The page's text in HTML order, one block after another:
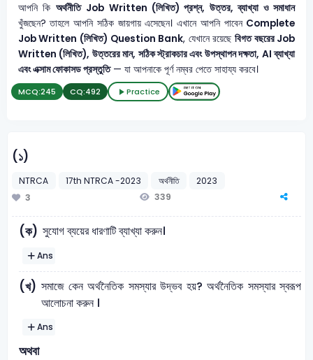
আপনি কি অর্থনীতি Job Written (লিখিত) প্রশ্ন, উত্তর, ব্যাখ্যা ও সমাধান
খুঁজছেন? তাহলে আপনি সঠিক জায়গায় এসেছেন। এখানে আপনি পাবেন Complete
Job Written (লিখিত) Question Bank, যেখানে রয়েছেবিগত বছরের Job
Written (লিখিত), উত্তরের মান, সঠিক স্ট্রাকচার এবং উপস্থাপন দক্ষতা, AI ব্যাখ্যা
এবং এক্সাম ফোকাসড প্রস্তুতি— যা আপনাকে পূর্ণ নম্বর পেতে সাহায্য করবে।
MCQ:245 CQ:492 Practice
(১)
NTRCA 17th NTRCA -2023 অর্থনীতি
2023
3
339
(ক) সুযোগ ব্যয়ের ধারণাটি ব্যাখ্যা করুন।
Ans
(খ) সমাজে কেন অর্থনৈতিক সমস্যার উদ্ভব হয়? অর্থনৈতিক সমস্যার স্বরূপ
আলোচনা করুন ।
Ans
অথবা